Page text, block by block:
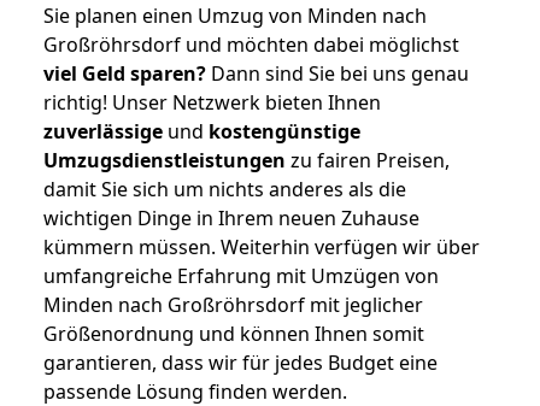
Sie planen einen Umzug von Minden nach
Großröhrsdorf und möchten dabei möglichst
viel Geld sparen? Dann sind Sie bei uns genau
richtig! Unser Netzwerk bieten Ihnen
zuverlässige und kostengünstige
Umzugsdienstleistungen zu fairen Preisen,
damit Sie sich um nichts anderes als die
wichtigen Dinge in Ihrem neuen Zuhause
kümmern müssen. Weiterhin verfügen wir über
umfangreiche Erfahrung mit Umzügen von
Minden nach Großröhrsdorf mit jeglicher
Größenordnung und können Ihnen somit
garantieren, dass wir für jedes Budget eine
passende Lösung finden werden.